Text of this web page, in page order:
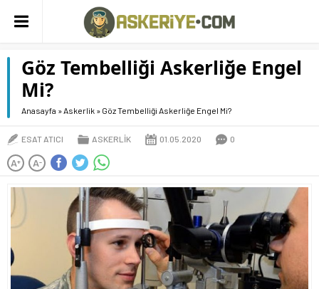
Göz Tembelliği Askerliğe Engel
Mi?
Anasayfa »Askerlik » Göz Tembelliği Askerliğe Engel Mi?
ESAT ATICI ASKERLIK 01.05.2020 0
A+ A-